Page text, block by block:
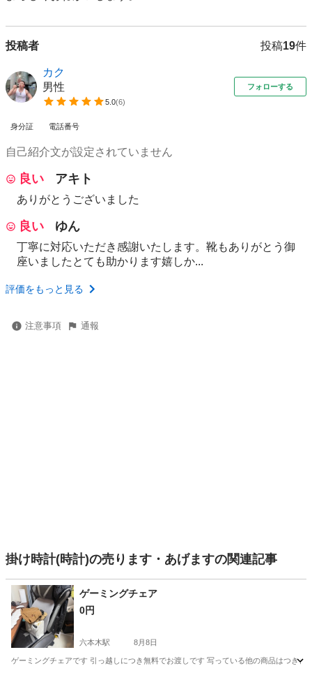
投稿者 投稿19件
カク
男性
5.0(6)
フォローする
身分証 電話番号
自己紹介文が設定されていません
良い アキト
ありがとうございました
良い ゆん
丁寧に対応いただき感謝いたします。靴もありがとう御
座いましたとても助かります嬉しか...
評価をもっと見る
注意事項 通報
掛け時計(時計)の売ります・あげますの関連記事
ゲーミングチェア
0円
六本木駅 8月8日
ゲーミングチェアです 引っ越しにつき無料でお渡しです 写っている他の商品はつきま